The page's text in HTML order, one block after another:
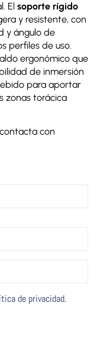
El soporte rígido
y resistente, con
y ángulo de
perfiles de uso.
ergonómico que
de inmersión
para aportar
zonas torácica
con
de privacidad.